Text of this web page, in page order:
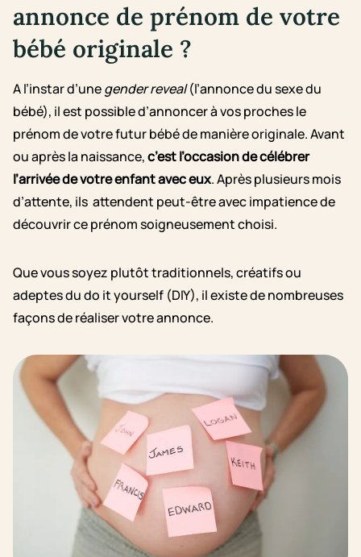
annonce de prénom de votre
bébé originale ?
A l’instar d’unegender reveal(l’annonce du sexe du
bébé), il est possible d’annoncer à vos proches le
prénom de votre futur bébé de manière originale. Avant
ou après la naissance,c’est l’occasion de célébrer
l’arrivée de votre enfant avec eux. Après plusieurs mois
d’attente, ils attendent peut-être avec impatience de
découvrir ce prénom soigneusement choisi.
Que vous soyez plutôt traditionnels, créatifs ou
adeptes du do it yourself (DIY), il existe de nombreuses
façons de réaliser votre annonce.